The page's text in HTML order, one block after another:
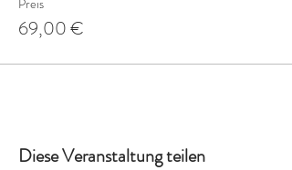
Preis
69,00 €
Diese Veranstaltung teilen